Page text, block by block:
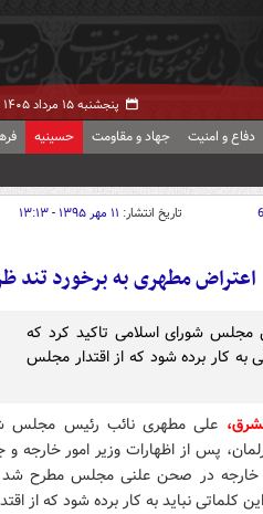
پنجشنبه ۱۵ مرداد ۱۴۰۵ -
دفاع و امنیت جهاد و مقاومت حسینیه
تاریخ انتشار: ۱۱ مهر ۱۳۹۵ - ۱۳:۱۳
اعتراض مطهری به برخورد تند
مجلس شورای اسلامی تاکید کرد که
به کار برده شود که از اقتدار مجلس
علی مطهری نائب رئیس مجلس
پس از اظهارات وزیر امور
خارجه در صحن علنی مجلس مطرح
کلماتی نباید به کار برده شود که از